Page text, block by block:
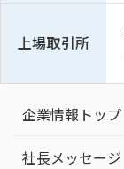
上場取引所
企業情報トップ
社長メッセージ